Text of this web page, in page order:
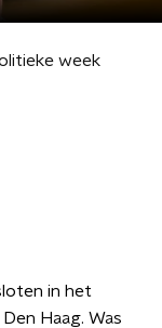
week
in het
Haag. Was